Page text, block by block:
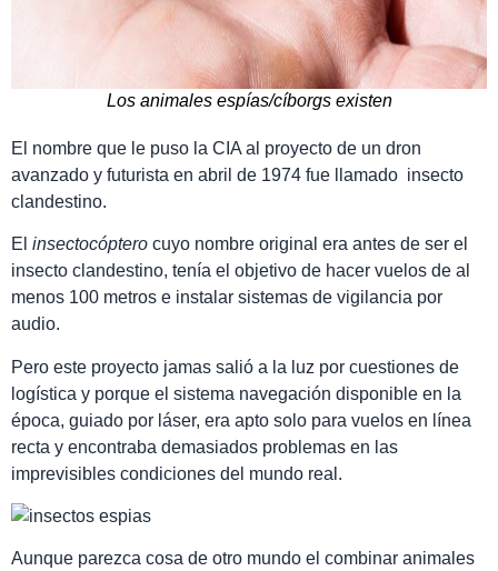
Los animales espías/cíborgs existen
El nombre que le puso la CIA al proyecto de un dron
avanzado y futurista en abril de 1974 fue llamado insecto
clandestino.
El insectocóptero cuyo nombre original era antes de ser el
insecto clandestino, tenía el objetivo de hacer vuelos de al
menos 100 metros e instalar sistemas de vigilancia por
audio.
Pero este proyecto jamas salió a la luz por cuestiones de
logística y porque el sistema navegación disponible en la
época, guiado por láser, era apto solo para vuelos en línea
recta y encontraba demasiados problemas en las
imprevisibles condiciones del mundo real.
Aunque parezca cosa de otro mundo el combinar animales